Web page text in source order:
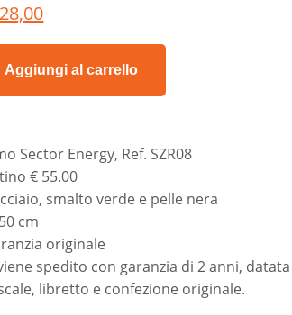
28,00
Aggiungi al carrello
Sector Energy, Ref. SZR08
€ 55.00
smalto verde e pelle nera
cm
originale
spedito con garanzia di 2 anni,
libretto e confezione originale.